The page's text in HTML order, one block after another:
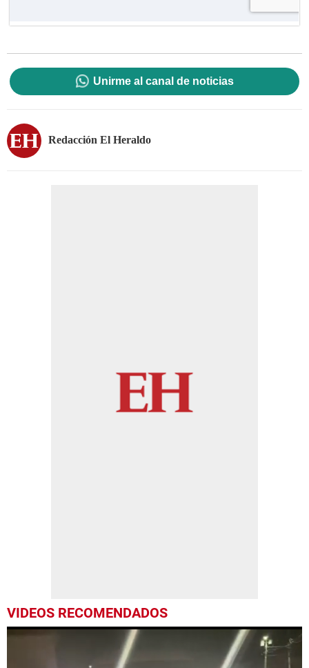
Unirme al canal de noticias
Redacción El Heraldo
VIDEOS RECOMENDADOS